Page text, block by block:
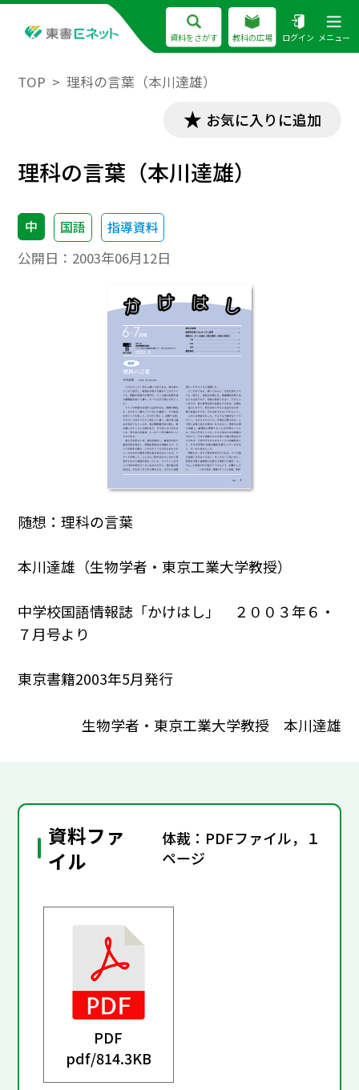
資料をさがす 教科の広場 ログイン メニュー
TOP 理科の言葉（本川達雄）
お気に入りに追加
理科の言葉（本川達雄）
中 国語 指導資料
公開日： 2003年06月12日
随想：理科の言葉
本川達雄（生物学者・東京工業大学教授）
中学校国語情報誌「かけはし」 ２００３年６・
７月号より
東京書籍2003年5月発行
生物学者・東京工業大学教授 本川達雄
資料ファ
イル
体裁：PDFファイル，１
ページ
PDF
pdf/814.3KB